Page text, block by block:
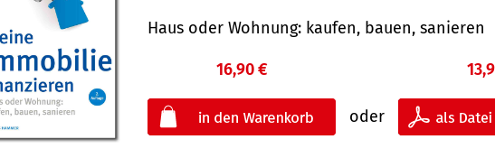
Haus oder Wohnung: kaufen, bauen, sanieren
16,90 €
oder